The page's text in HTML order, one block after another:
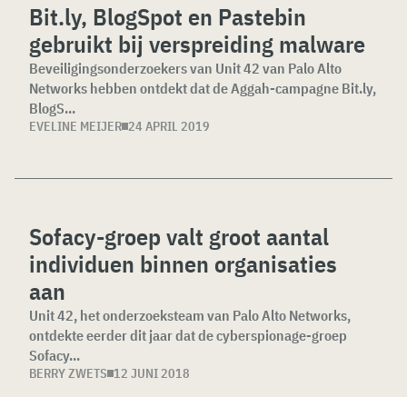
Bit.ly, BlogSpot en Pastebin
gebruikt bij verspreiding malware
Beveiligingsonderzoekers van Unit 42 van Palo Alto
Networks hebben ontdekt dat de Aggah-campagne Bit.ly,
BlogS...
EVELINE MEIJER 24 APRIL 2019
Sofacy-groep valt groot aantal
individuen binnen organisaties
aan
Unit 42, het onderzoeksteam van Palo Alto Networks,
ontdekte eerder dit jaar dat de cyberspionage-groep
Sofacy...
BERRY ZWETS 12 JUNI 2018